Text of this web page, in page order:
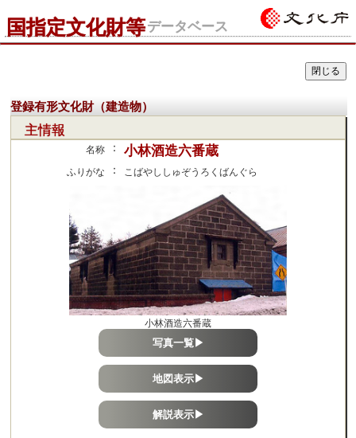
国指定文化財等データベース
登録有形文化財（建造物）
主情報
名称 ： 小林酒造六番蔵
ふりがな ： こばやししゅぞうろくばんぐら
小林酒造六番蔵
写真一覧▶
地図表示▶
解説表示▶